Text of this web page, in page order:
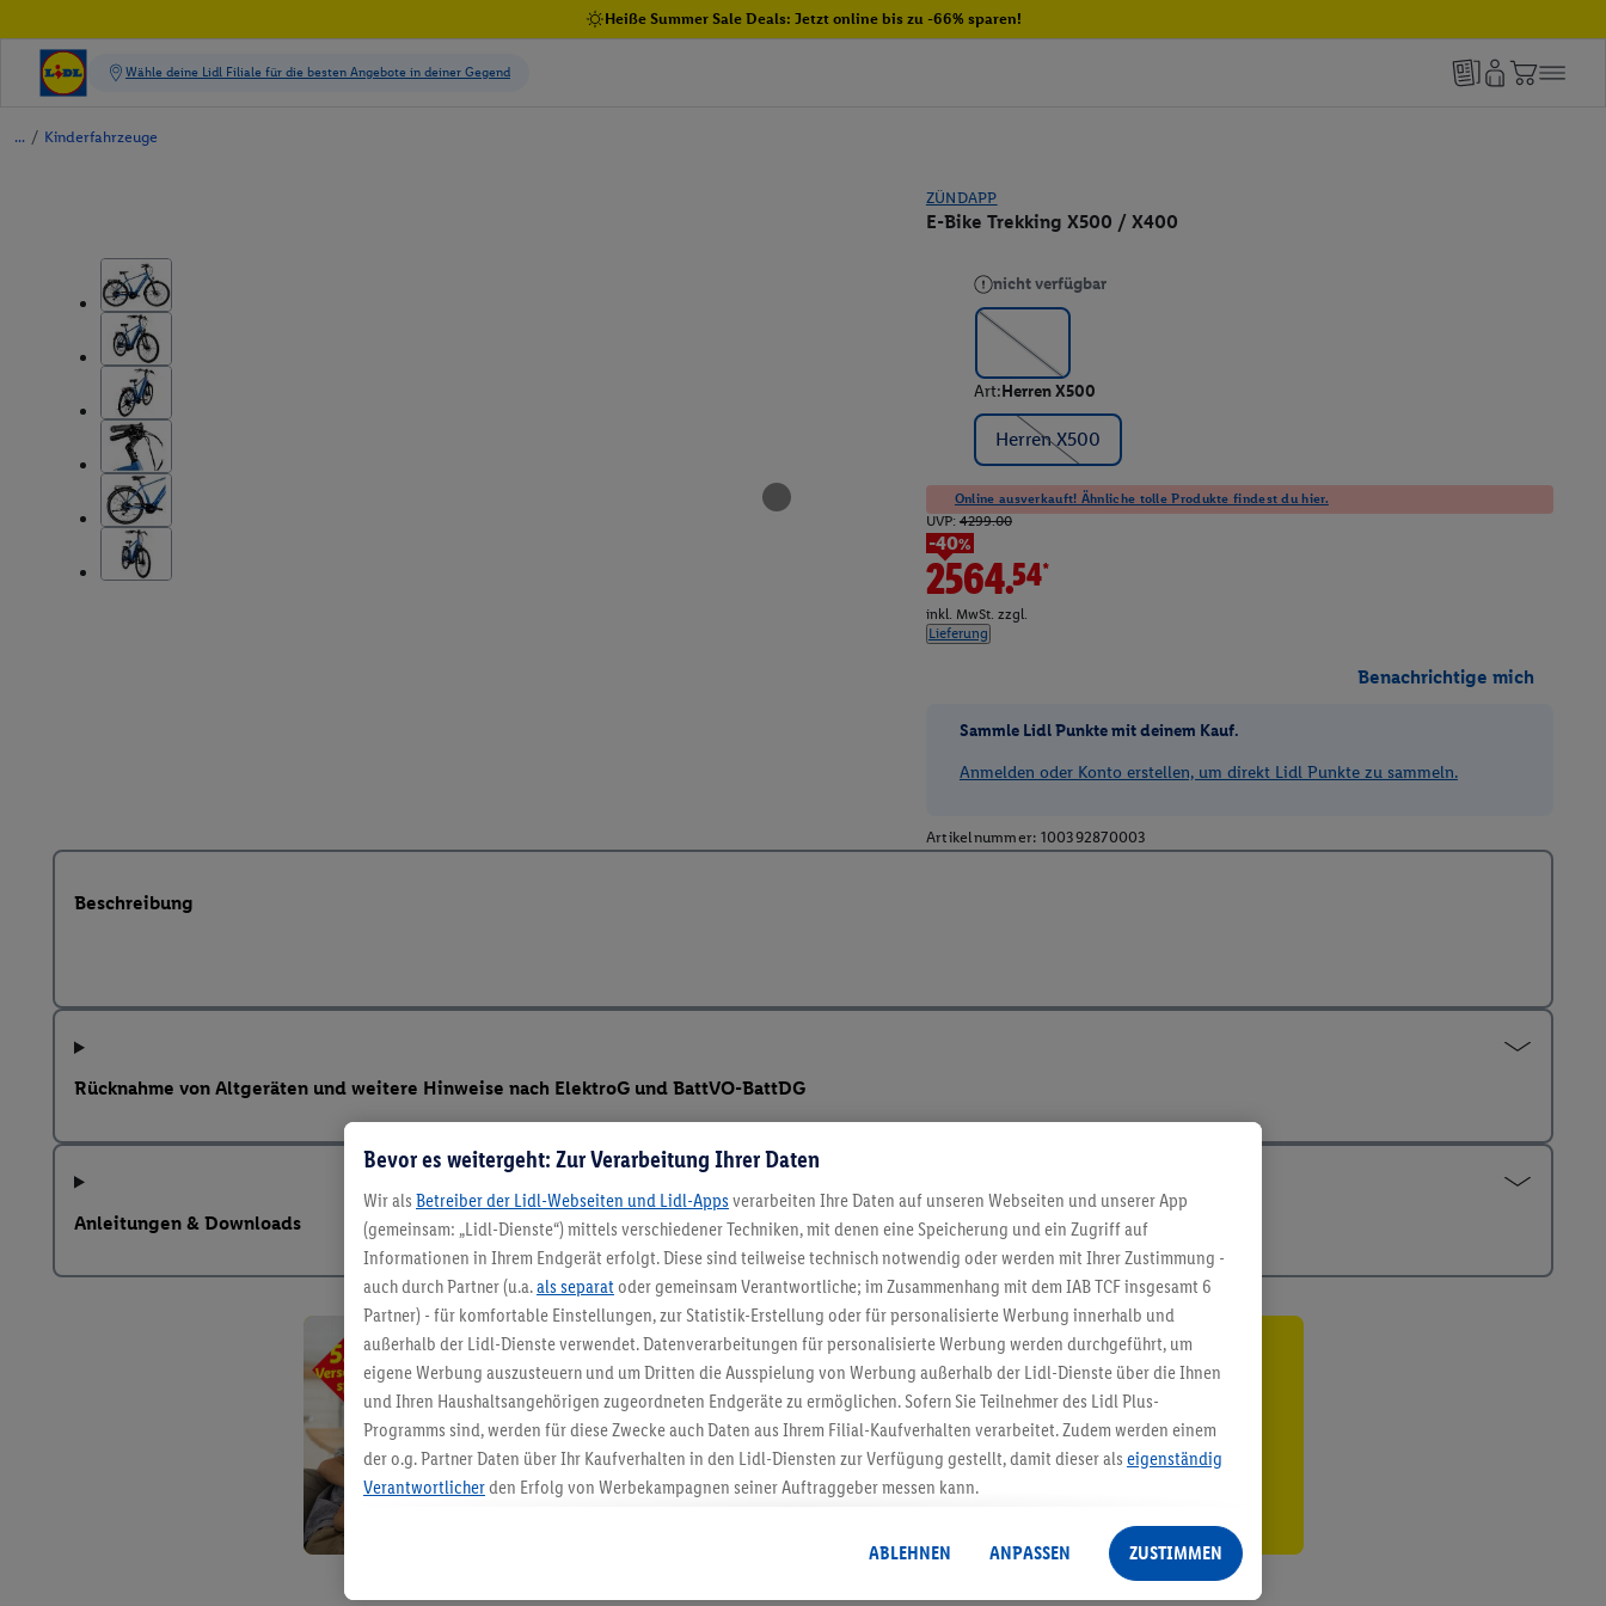
Heiße Summer Sale Deals: Jetzt online bis zu -66% sparen!
/ Kinderfahrzeuge
ZÜNDAPP
E-Bike Trekking X500 / X400
nicht verfügbar
Art:Herren X500
Herren X500
Online ausverkauft! Ähnliche tolle Produkte findest du hier.
UVP: 4299.00
-40%
2564.54*
inkl. MwSt. zzgl.
Lieferung
Benachrichtige mich
Sammle Lidl Punkte mit deinem Kauf.
Anmelden oder Konto erstellen, um direkt Lidl Punkte zu sammeln.
Artikelnummer: 100392870003
Beschreibung
Rücknahme von Altgeräten und weitere Hinweise nach ElektroG und BattVO-BattDG
Anleitungen & Downloads
5.95 € Versand sparen³²ᵃ
Jetzt zum Newsletter anmelden
Gutschein sichern!
Bevor es weitergeht: Zur Verarbeitung Ihrer Daten
Wir als Betreiber der Lidl-Webseiten und Lidl-Apps verarbeiten Ihre Daten auf unseren Webseiten und unserer App
(gemeinsam: „Lidl-Dienste“) mittels verschiedener Techniken, mit denen eine Speicherung und ein Zugriff auf
Informationen in Ihrem Endgerät erfolgt. Diese sind teilweise technisch notwendig oder werden mit Ihrer Zustimmung -
auch durch Partner (u.a.als separat oder gemeinsam Verantwortliche; im Zusammenhang mit dem IAB TCF insgesamt 6
Partner) - für komfortable Einstellungen, zur Statistik-Erstellung oder für personalisierte Werbung innerhalb und
außerhalb der Lidl-Dienste verwendet. Datenverarbeitungen für personalisierte Werbung werden durchgeführt, um
eigene Werbung auszusteuern und um Dritten die Ausspielung von Werbung außerhalb der Lidl-Dienste über die Ihnen
und Ihren Haushaltsangehörigen zugeordneten Endgeräte zu ermöglichen. Sofern Sie Teilnehmer des Lidl Plus-
Programms sind, werden für diese Zwecke auch Daten aus Ihrem Filial-Kaufverhalten verarbeitet. Zudem werden einem
der o.g. Partner Daten über Ihr Kaufverhalten in den Lidl-Diensten zur Verfügung gestellt, damit dieser als eigenständig
Verantwortlicherden Erfolg von Werbekampagnen seiner Auftraggeber messen kann.
angereicherten Profilen. Dies umfasst die Zusammenführung von Daten (z.B. über Ihre Nutzung der Lidl-Dienste, Ihr
Kaufverhalten in den Lidl-Diensten, Informationen aus Ihrem Kundenkonto - z.B. Alter oder Geschlecht - sowie Ihre
ABLEHNEN ANPASSEN ZUSTIMMEN